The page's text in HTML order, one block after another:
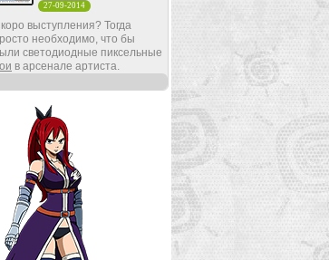
27-09-2014
выступления? Тогда
необходимо, что бы
светодиодные пиксельные
в арсенале артиста.